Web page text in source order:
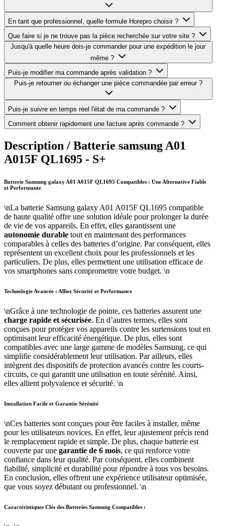
En tant que professionnel, quelle formule Horepro choisir ?
Que faire si je ne trouve pas la pièce recherchée sur votre site ?
Jusqu'à quelle heure dois-je commander pour une expédition le jour
même ?
Puis-je modifier ma commande après validation ?
Puis-je retourner ou échanger une pièce commandée par erreur ?
Puis-je suivre en temps réel l'état de ma commande ?
Comment obtenir rapidement une facture après commande ?
Description / Batterie samsung A01
A015F QL1695 - S+
Batterie Samsung galaxy A01 A015F QL1695 Compatibles : Une Alternative Fiable
et Performante
\nLa batterie Samsung galaxy A01 A015F QL1695 compatible
de haute qualité offre une solution idéale pour prolonger la durée
de vie de vos appareils. En effet, elles garantissent une
autonomie durable tout en maintenant des performances
comparables à celles des batteries d’origine. Par conséquent, elles
représentent un excellent choix pour les professionnels et les
particuliers. De plus, elles permettent une utilisation efficace de
vos smartphones sans compromettre votre budget. \n
Technologie Avancée : Alliez Sécurité et Performance
\nGrâce à une technologie de pointe, ces batteries assurent une
charge rapide et sécurisée. En d’autres termes, elles sont
conçues pour protéger vos appareils contre les surtensions tout en
optimisant leur efficacité énergétique. De plus, elles sont
compatibles avec une large gamme de modèles Samsung, ce qui
simplifie considérablement leur utilisation. Par ailleurs, elles
intègrent des dispositifs de protection avancés contre les courts-
circuits, ce qui garantit une utilisation en toute sérénité. Ainsi,
elles allient polyvalence et sécurité. \n
Installation Facile et Garantie Sérénité
\nCes batteries sont conçues pour être faciles à installer, même
pour les utilisateurs novices. En effet, leur ajustement précis rend
le remplacement rapide et simple. De plus, chaque batterie est
couverte par une garantie de 6 mois, ce qui renforce votre
confiance dans leur qualité. Par conséquent, elles combinent
fiabilité, simplicité et durabilité pour répondre à tous vos besoins.
En conclusion, elles offrent une expérience utilisateur optimisée,
que vous soyez débutant ou professionnel. \n
Caractéristiques Clés des Batteries Samsung Compatibles :